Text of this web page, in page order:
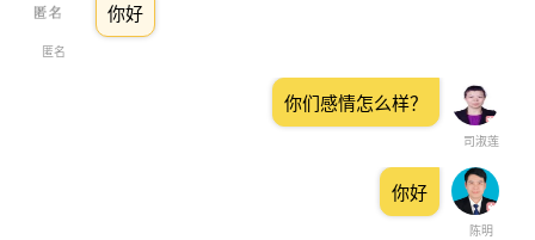
匿名
你好
司淑莲
你们感情怎么样？
陈明
你好